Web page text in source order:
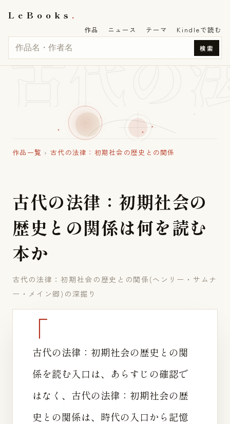
LeBooks
検索
作品 ニュース テーマ Kindleで読む
古代の
作品一覧 › 古代の法律：初期社会の歴史との関係
古代の法律 ： 初期社会の
歴史 と の関係は何を読む
本か
古代の法律：初期社会の歴史との関係(ヘンリー・サムナ
ー・メイン卿)の深掘り
古代の法律：初期社会の歴史との関
係を読む入口は、あらすじの確認で
はなく、古代の法律：初期社会の歴
史との関係は、時代の入口から記憶